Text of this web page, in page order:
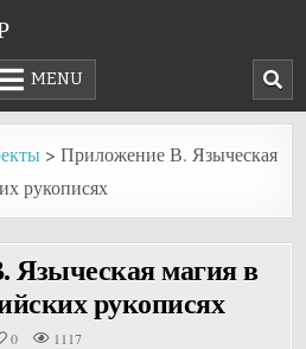
MENU
>Приложение В. Языческая
рукописях
Языческая магия в
рукописях
0 1117